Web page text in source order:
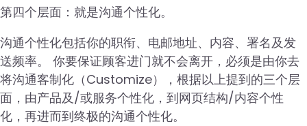
第四个层面：就是沟通个性化。
沟通个性化包括你的职衔、电邮地址、内容、署名及发
送频率。 你要保证顾客进门就不会离开，必须是由你去
将沟通客制化（Customize），根据以上提到的三个层
面，由产品及/或服务个性化，到网页结构/内容个性
化，再进而到终极的沟通个性化。